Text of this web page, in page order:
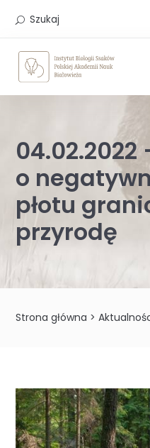
Szukaj
o
płotu
przyrodę
Strona główna >